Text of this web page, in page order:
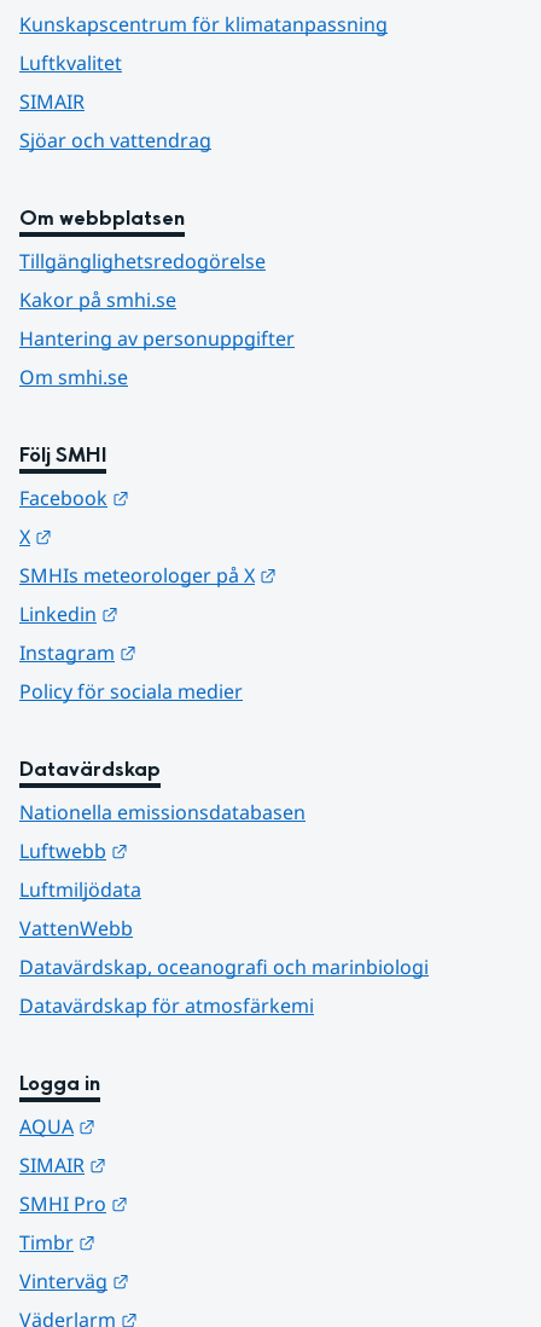
Kunskapscentrum för klimatanpassning
Luftkvalitet
SIMAIR
Sjöar och vattendrag
Om webbplatsen
Tillgänglighetsredogörelse
Kakor på smhi.se
Hantering av personuppgifter
Om smhi.se
Följ SMHI
Facebook
X
SMHIs meteorologer på X
Linkedin
Instagram
Policy för sociala medier
Datavärdskap
Nationella emissionsdatabasen
Luftwebb
Luftmiljödata
VattenWebb
Datavärdskap, oceanografi och marinbiologi
Datavärdskap för atmosfärkemi
Logga in
AQUA
SIMAIR
SMHI Pro
Timbr
Vinterväg
Väderlarm